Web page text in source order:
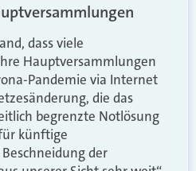
dass viele
Hauptversammlungen
Pandemie via Internet
die das
begrenzte Notlösung
künftige
der